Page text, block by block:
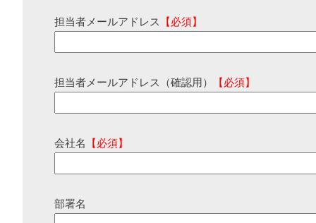
担当者メールアドレス 【必須】
担当者メールアドレス（確認用） 【必須】
会社名 【必須】
部署名